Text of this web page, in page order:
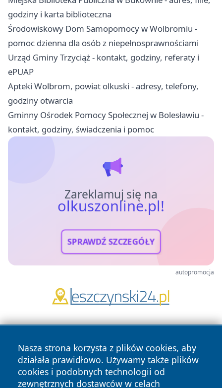
godziny i karta biblioteczna
Środowiskowy Dom Samopomocy w Wolbromiu -
pomoc dzienna dla osób z niepełnosprawnościami
Urząd Gminy Trzyciąż - kontakt, godziny, referaty i
ePUAP
Apteki Wolbrom, powiat olkuski - adresy, telefony,
godziny otwarcia
Gminny Ośrodek Pomocy Społecznej w Bolesławiu -
kontakt, godziny, świadczenia i pomoc
Zareklamuj się na
olkuszonline.pl!
SPRAWDŹ SZCZEGÓŁY
autopromocja
Nasza strona korzysta z plików cookies, aby
działała prawidłowo. Używamy także plików
cookies i podobnych technologii od
zewnętrznych dostawców w celach